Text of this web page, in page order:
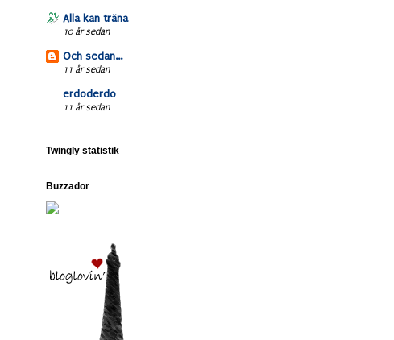
Alla kan träna
10 år sedan
Och sedan...
11 år sedan
erdoderdo
11 år sedan
Twingly statistik
Buzzador